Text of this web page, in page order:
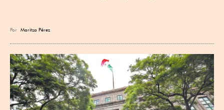
Por Maritza Pérez